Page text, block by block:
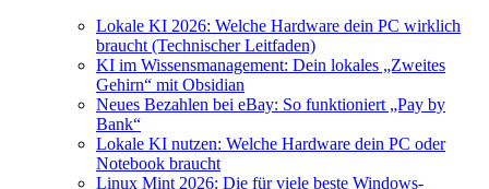
Lokale KI 2026: Welche Hardware dein PC wirklich
braucht (Technischer Leitfaden)
KI im Wissensmanagement: Dein lokales „Zweites
Gehirn“ mit Obsidian
Neues Bezahlen bei eBay: So funktioniert „Pay by
Bank“
Lokale KI nutzen: Welche Hardware dein PC oder
Notebook braucht
Linux Mint 2026: Die für viele beste Windows-